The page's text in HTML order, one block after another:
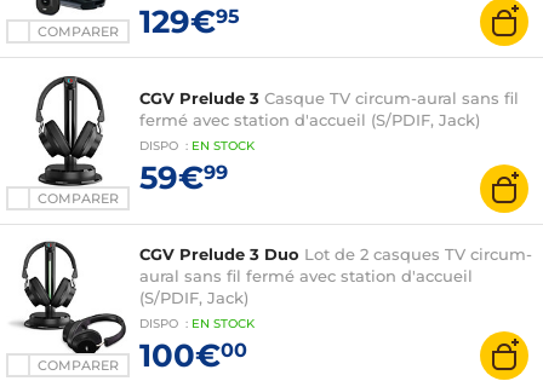
COMPARER 129€95
COMPARER
CGV Prelude 3 Casque TV circum-aural sans fil
fermé avec station d'accueil (S/PDIF, Jack)
DISPO : EN STOCK
59€99
COMPARER
CGV Prelude 3 Duo Lot de 2 casques TV circum-
aural sans fil fermé avec station d'accueil
(S/PDIF, Jack)
DISPO : EN STOCK
100€00